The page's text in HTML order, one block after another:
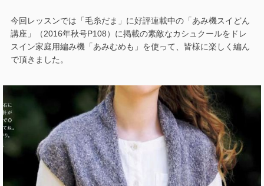
今回レッスンでは「毛糸だま」に好評連載中の「あみ機スイどん
講座」（2016年秋号P108）に掲載の素敵なカシュクールをドレ
スイン家庭用編み機「あみむめも」を使って、皆様に楽しく編ん
で頂きました。